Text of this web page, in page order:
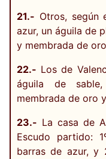
21.- Otros, según
azur, un águila de
y membrada de
22.- Los de
águila de
membrada de oro
23.- La casa de
Escudo partido:
barras de azur, y